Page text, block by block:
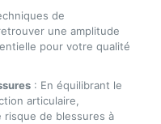
de
une amplitude
pour votre qualité
: En équilibrant le
articulaire,
risque de blessures à